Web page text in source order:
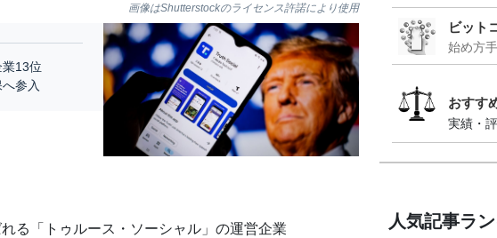
画像はShutterstockのライセンス許諾により使用
13位
参入
る「トゥルース・ソーシャル」の運営企業
ビット
始め方
おすす
実績・
人気記事ラ